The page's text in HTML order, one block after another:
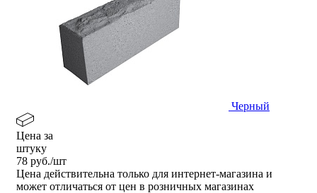
Черный
Цена за
штуку
78 руб./шт
Цена действительна только для интернет-магазина и
может отличаться от цен в розничных магазинах